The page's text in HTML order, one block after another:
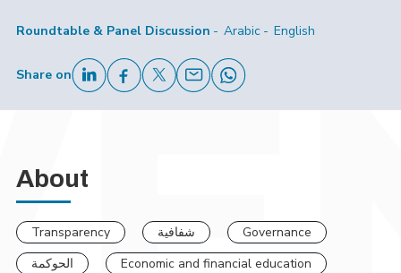
Roundtable & Panel Discussion Arabic English
Share on
About
Transparency شفافية
Governance
الحوكمة
Economic and financial education